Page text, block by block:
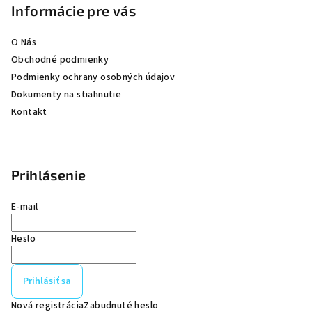
Informácie pre vás
O Nás
Obchodné podmienky
Podmienky ochrany osobných údajov
Dokumenty na stiahnutie
Kontakt
Prihlásenie
E-mail
Heslo
Prihlásiť sa
Nová registráciaZabudnuté heslo